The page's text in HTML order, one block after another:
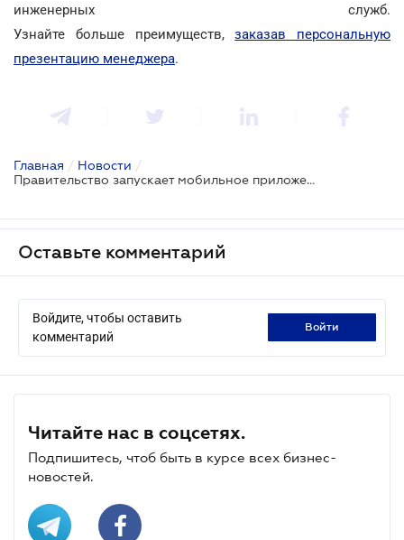
инженерных служб.
Узнайте больше преимуществ,заказав персональную
презентацию менеджера.
Главная / Новости /
Правительство запускает мобильное приложение "Прозрачное строительство" для контроля за крупными застройками
Оставьте комментарий
Войдите, чтобы оставить
комментарий
войти
Читайте нас в соцсетях.
Подпишитесь, чтоб быть в курсе всех бизнес-
новостей.